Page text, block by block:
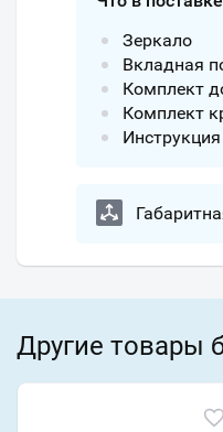
Зеркало
Вкладная
Комплект
Комплект
Инструкция
Другие товары